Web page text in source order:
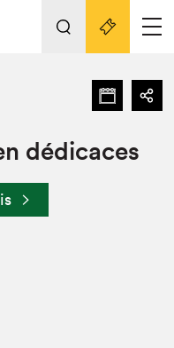
Nos activités
dédicaces